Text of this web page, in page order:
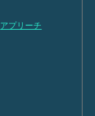
アプリーチ